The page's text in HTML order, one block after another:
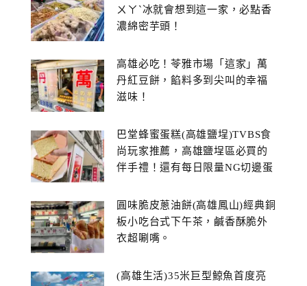
ㄨㄚˋ冰就會想到這一家，必點香
濃綿密芋頭！
高雄必吃！苓雅市場「這家」萬
丹紅豆餅，餡料多到尖叫的幸福
滋味！
巴堂蜂蜜蛋糕(高雄鹽埕)TVBS食
尚玩家推薦，高雄鹽埕區必買的
伴手禮！還有每日限量NG切邊蛋
圓味脆皮蔥油餅(高雄鳳山)經典銅
板小吃台式下午茶，鹹香酥脆外
衣超唰嘴。
(高雄生活)35米巨型鯨魚首度亮